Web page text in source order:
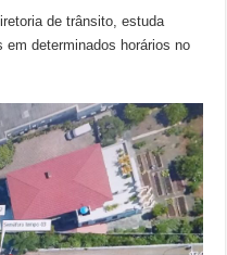
de trânsito, estuda
determinados horários no